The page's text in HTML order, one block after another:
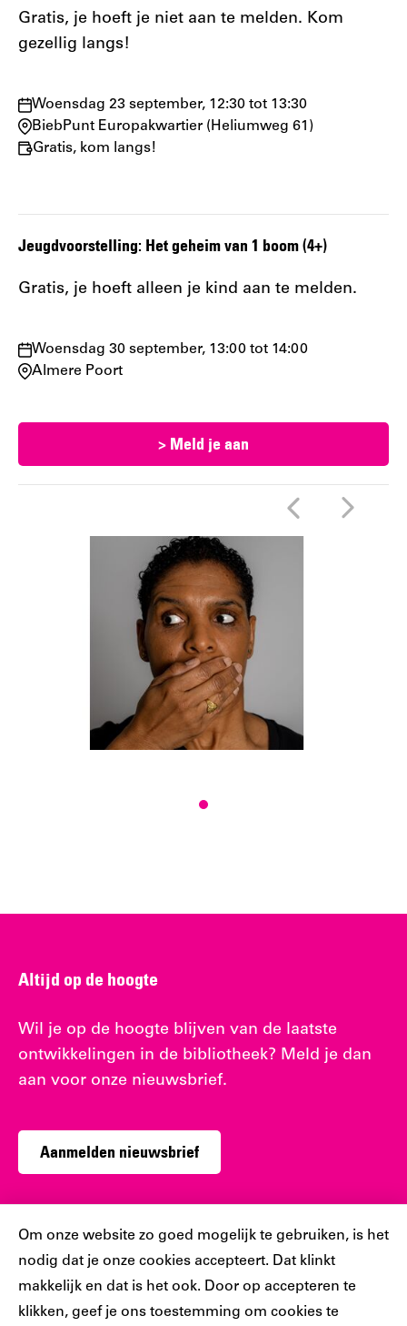
Cookiebar
Om onze website zo goed mogelijk te gebruiken, is het
nodig dat je onze cookies accepteert. Dat klinkt
makkelijk en dat is het ook. Door op accepteren te
klikken, geef je ons toestemming om cookies te
Gratis, je hoeft je niet aan te melden. Kom
gezellig langs!
Waar
en
wanneer:
Woensdag 23 september, 12:30 tot 13:30
BiebPunt Europakwartier (Heliumweg 61)
Gratis, kom langs!
Jeugdvoorstelling: Het geheim van 1 boom (4+)
Gratis, je hoeft alleen je kind aan te melden.
Waar
en
Woensdag 30 september, 13:00 tot 14:00
Almere Poort
> Meld je aan
Altijd op de hoogte
Wil je op de hoogte blijven van de laatste
ontwikkelingen in de bibliotheek? Meld je dan
aan voor onze nieuwsbrief.
Aanmelden nieuwsbrief
Sociaal
Volg jij ons al?